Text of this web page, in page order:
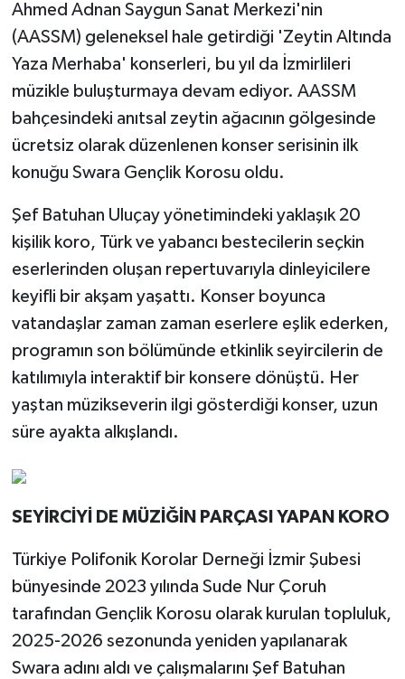
Ahmed Adnan Saygun Sanat Merkezi'nin
(AASSM) geleneksel hale getirdiği 'Zeytin Altında
Yaza Merhaba' konserleri, bu yıl da İzmirlileri
müzikle buluşturmaya devam ediyor. AASSM
bahçesindeki anıtsal zeytin ağacının gölgesinde
ücretsiz olarak düzenlenen konser serisinin ilk
konuğu Swara Gençlik Korosu oldu.
Şef Batuhan Uluçay yönetimindeki yaklaşık 20
kişilik koro, Türk ve yabancı bestecilerin seçkin
eserlerinden oluşan repertuvarıyla dinleyicilere
keyifli bir akşam yaşattı. Konser boyunca
vatandaşlar zaman zaman eserlere eşlik ederken,
programın son bölümünde etkinlik seyircilerin de
katılımıyla interaktif bir konsere dönüştü. Her
yaştan müzikseverin ilgi gösterdiği konser, uzun
süre ayakta alkışlandı.
SEYİRCİYİ DE MÜZİĞİN PARÇASI YAPAN KORO
Türkiye Polifonik Korolar Derneği İzmir Şubesi
bünyesinde 2023 yılında Sude Nur Çoruh
tarafından Gençlik Korosu olarak kurulan topluluk,
2025-2026 sezonunda yeniden yapılanarak
Swara adını aldı ve çalışmalarını Şef Batuhan